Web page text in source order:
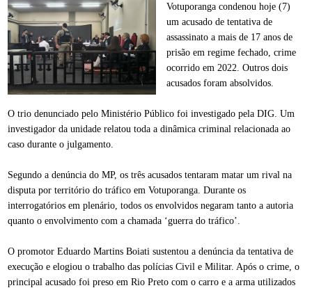
Votuporanga condenou hoje (7)
um acusado de tentativa de
assassinato a mais de 17 anos de
prisão em regime fechado, crime
ocorrido em 2022. Outros dois
acusados foram absolvidos.
O trio denunciado pelo Ministério Público foi investigado pela DIG. Um
investigador da unidade relatou toda a dinâmica criminal relacionada ao
caso durante o julgamento.
Segundo a denúncia do MP, os três acusados tentaram matar um rival na
disputa por território do tráfico em Votuporanga. Durante os
interrogatórios em plenário, todos os envolvidos negaram tanto a autoria
quanto o envolvimento com a chamada ‘guerra do tráfico’.
O promotor Eduardo Martins Boiati sustentou a denúncia da tentativa de
execução e elogiou o trabalho das polícias Civil e Militar. Após o crime, o
principal acusado foi preso em Rio Preto com o carro e a arma utilizados